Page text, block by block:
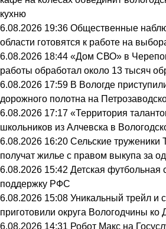
кухню
6.08.2026 19:36 Общественные
области готовятся к работе на
6.08.2026 18:44 «Дом СВО» в
работы обработал около 13 тысяч
6.08.2026 17:59 В Вологде
дорожного полотна на
6.08.2026 17:17 «Территория
школьников из Алчевска в
6.08.2026 16:20 Сельские труженики
получат жилье с правом выкупа за
6.08.2026 15:42 Детская футбольная
поддержку РФС
6.08.2026 15:08 Уникальный трейл и
приготовили округа Вологодчины ко
6.08.2026 14:31 Робот Макс на